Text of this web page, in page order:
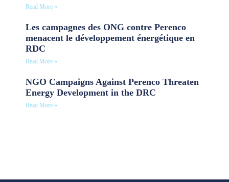
Read More »
Les campagnes des ONG contre Perenco
menacent le développement énergétique en
RDC
Read More »
NGO Campaigns Against Perenco Threaten
Energy Development in the DRC
Read More »